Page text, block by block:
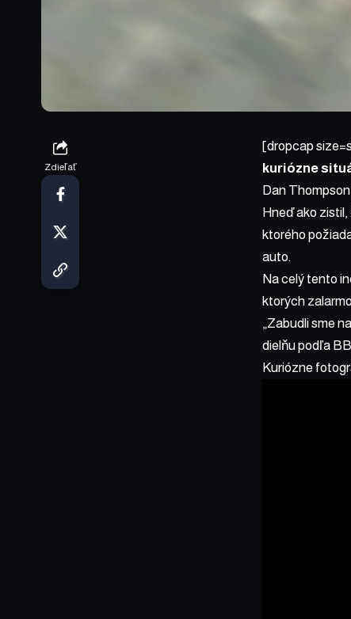
Zdieľať
[dropcap
kuriózne
Dan
Hneď ako
ktorého
auto.
Na celý tento
ktorých
„Zabudli sme
dielňu podľa
Kuriózne